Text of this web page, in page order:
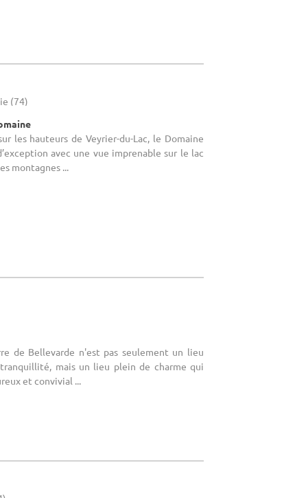
(74)
les hauteurs de Veyrier-du-Lac, le Domaine
avec une vue imprenable sur le lac
montagnes ...
de Bellevarde n'est pas seulement un lieu
mais un lieu plein de charme qui
et convivial ...